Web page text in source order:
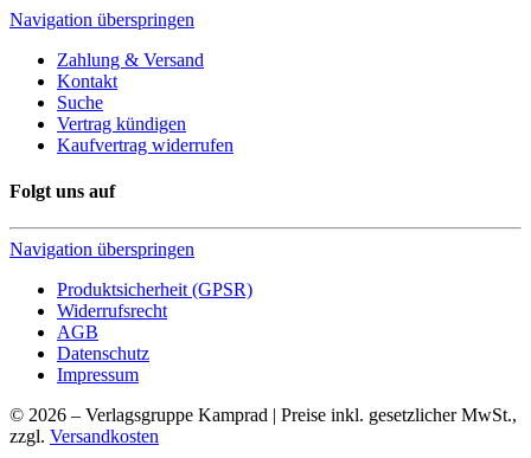
Navigation überspringen
Zahlung & Versand
Kontakt
Suche
Vertrag kündigen
Kaufvertrag widerrufen
Folgt uns auf
Navigation überspringen
Produktsicherheit (GPSR)
Widerrufsrecht
AGB
Datenschutz
Impressum
© 2026 – Verlagsgruppe Kamprad | Preise inkl. gesetzlicher MwSt.,
zzgl. Versandkosten